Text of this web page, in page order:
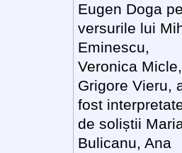
Eugen Doga
versurile lui
Eminescu,
Veronica Micle,
Grigore Vieru,
fost
de soliștii
Bulicanu, Ana